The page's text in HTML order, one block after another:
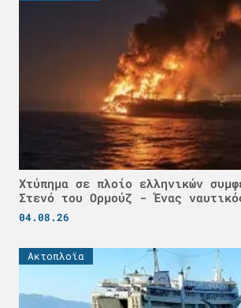
Χτύπημα σε πλοίο ελληνικών
Στενό του Ορμούζ - Ένας
04.08.26
Ακτοπλοϊα